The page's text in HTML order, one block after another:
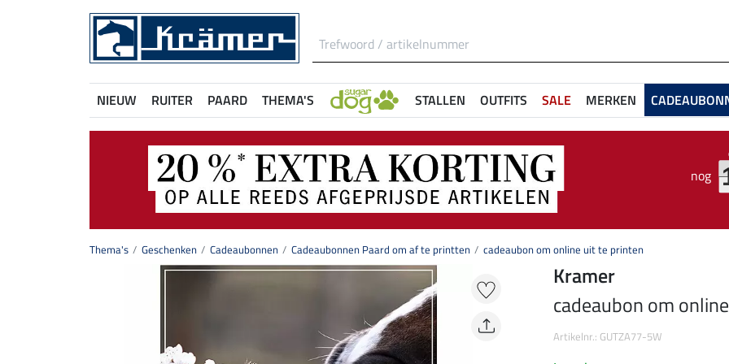
NIEUW RUITER PAARD THEMA'S STALLEN OUTFITS SALE MERKEN
nog
Thema's Geschenken Cadeaubonnen Cadeaubonnen Paard om af te printten cadeaubon om online uit te printen
Kramer
cadeaubon om
Artikelnr.: GUTZA77-5W